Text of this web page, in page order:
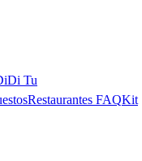
Tu
Restaurantes FAQKit